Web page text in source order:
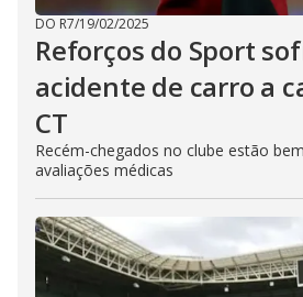
DO R7/19/02/2025
Reforços do Sport
acidente de carro a
CT
Recém-chegados no clube estão
avaliações médicas